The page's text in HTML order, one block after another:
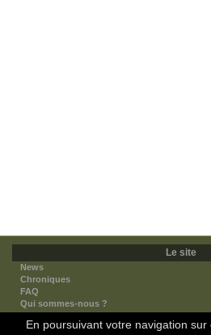
Le site
News
Chroniques
FAQ
Qui sommes-nous ?
Nos partenaires
Faites-nous connaitre
En poursuivant votre navigation